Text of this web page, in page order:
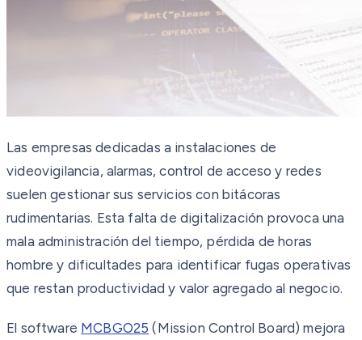
Las empresas dedicadas a instalaciones de
videovigilancia, alarmas, control de acceso y redes
suelen gestionar sus servicios con bitácoras
rudimentarias. Esta falta de digitalización provoca una
mala administración del tiempo, pérdida de horas
hombre y dificultades para identificar fugas operativas
que restan productividad y valor agregado al negocio.
El software MCBGO25 (Mission Control Board) mejora